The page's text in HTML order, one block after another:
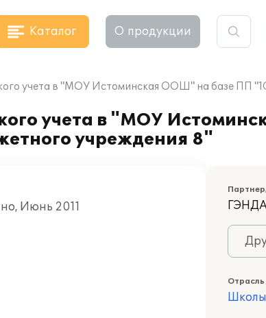
Каталог О продукции
учета в "МОУ Истоминская ООШ" на базе ПП
учета в "МОУ
учреждения 8"
Июнь 2011
Школы